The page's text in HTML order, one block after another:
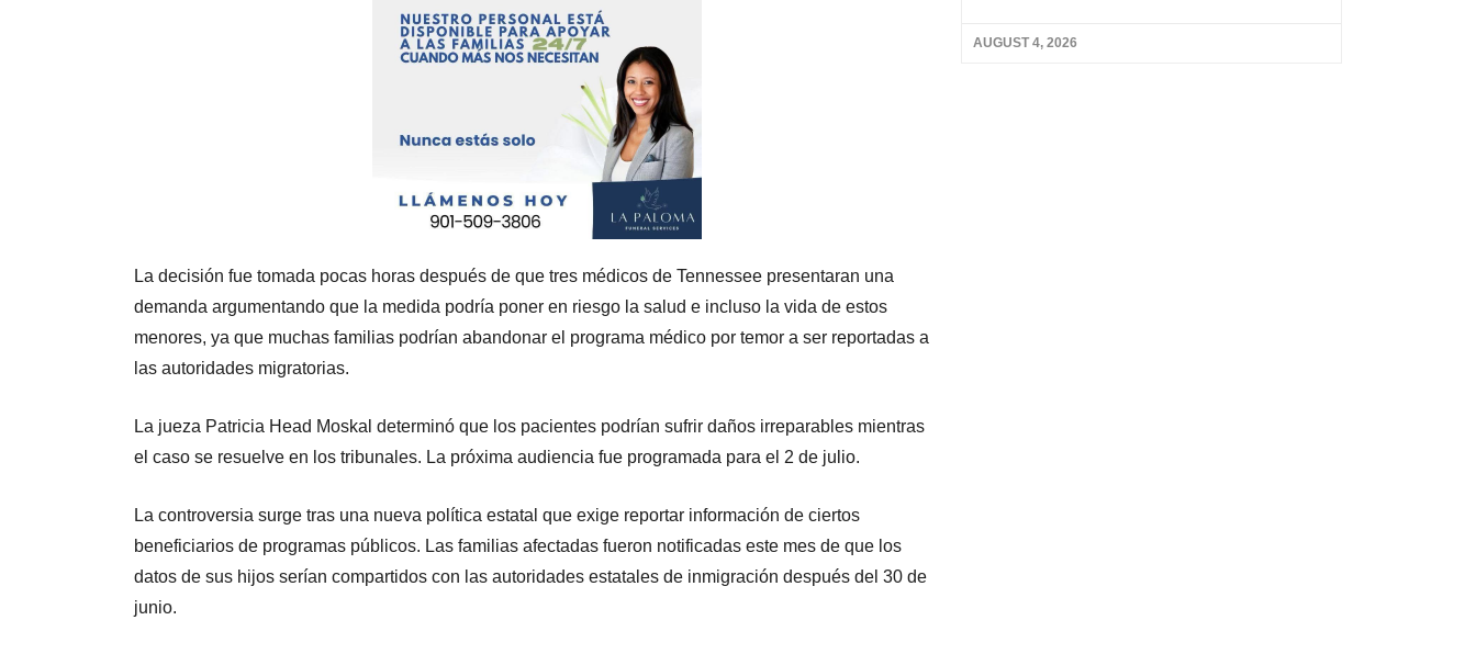
AUGUST 4, 2026
La decisión fue tomada pocas horas después de que tres médicos de Tennessee presentaran una
demanda argumentando que la medida podría poner en riesgo la salud e incluso la vida de estos
menores, ya que muchas familias podrían abandonar el programa médico por temor a ser reportadas a
las autoridades migratorias.
La jueza Patricia Head Moskal determinó que los pacientes podrían sufrir daños irreparables mientras
el caso se resuelve en los tribunales. La próxima audiencia fue programada para el 2 de julio.
La controversia surge tras una nueva política estatal que exige reportar información de ciertos
beneficiarios de programas públicos. Las familias afectadas fueron notificadas este mes de que los
datos de sus hijos serían compartidos con las autoridades estatales de inmigración después del 30 de
junio.